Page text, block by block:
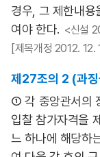
경우, 그 제한내
여야 한다. <신설
[제목개정 2012.
제27조의 2 (과
① 각 중앙관서의
입찰 참가자격을
느 하나에 해당하